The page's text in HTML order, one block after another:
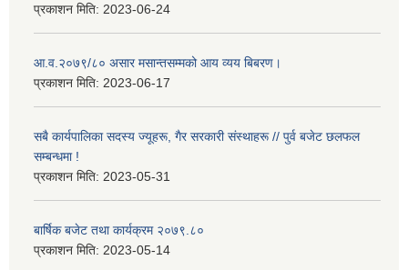
प्रकाशन मिति: 2023-06-24
आ.व.२०७९/८० असार मसान्तसम्मको आय व्यय बिबरण।
प्रकाशन मिति: 2023-06-17
सबै कार्यपालिका सदस्य ज्यूहरू, गैर सरकारी संस्थाहरू // पुर्व बजेट छलफल
सम्बन्धमा !
प्रकाशन मिति: 2023-05-31
बार्षिक बजेट तथा कार्यक्रम २०७९.८०
प्रकाशन मिति: 2023-05-14